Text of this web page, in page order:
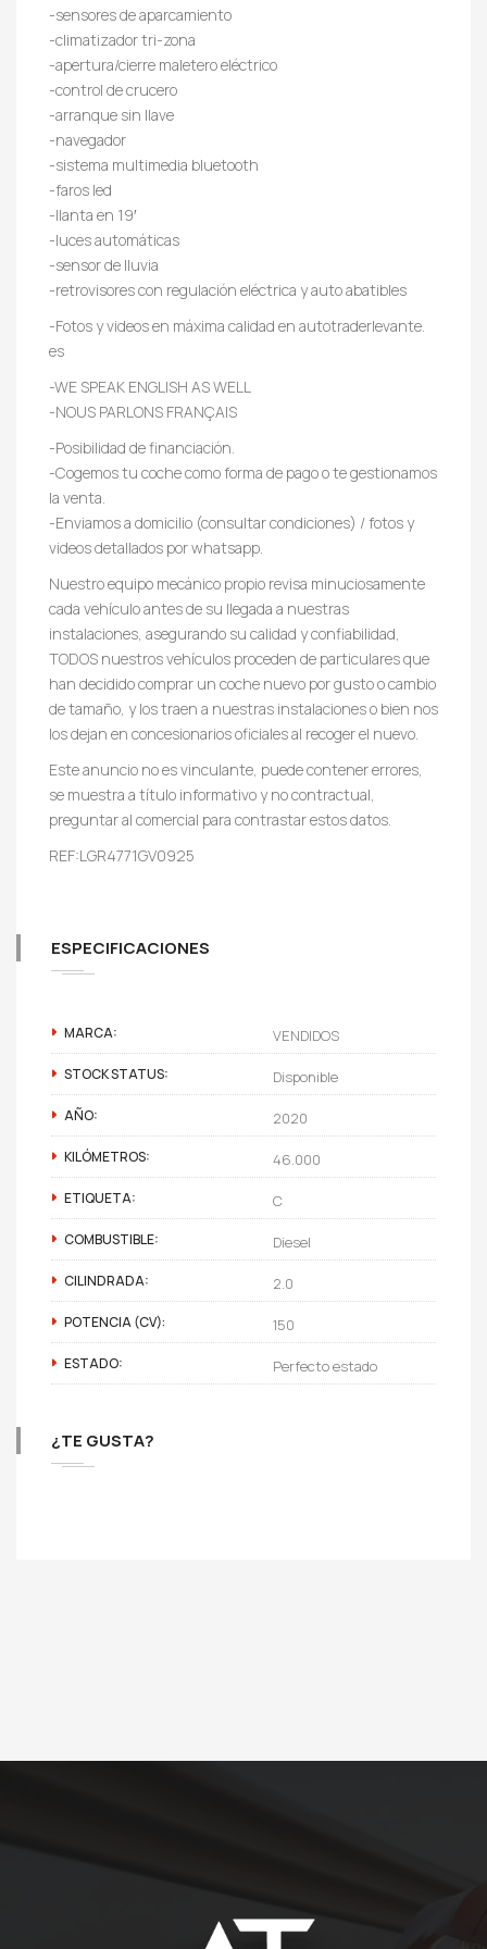
-sensores de aparcamiento
-climatizador tri-zona
-apertura/cierre maletero eléctrico
-control de crucero
-arranque sin llave
-navegador
-sistema multimedia bluetooth
-faros led
-llanta en 19′
-luces automáticas
-sensor de lluvia
-retrovisores con regulación eléctrica y auto abatibles
-Fotos y videos en máxima calidad en autotraderlevante.
es
-WE SPEAK ENGLISH AS WELL
-NOUS PARLONS FRANÇAIS
-Posibilidad de financiación.
-Cogemos tu coche como forma de pago o te gestionamos
la venta.
-Enviamos a domicilio (consultar condiciones) / fotos y
videos detallados por whatsapp.
Nuestro equipo mecánico propio revisa minuciosamente
cada vehículo antes de su llegada a nuestras
instalaciones, asegurando su calidad y confiabilidad,
TODOS nuestros vehículos proceden de particulares que
han decidido comprar un coche nuevo por gusto o cambio
de tamaño, y los traen a nuestras instalaciones o bien nos
los dejan en concesionarios oficiales al recoger el nuevo.
Este anuncio no es vinculante, puede contener errores,
se muestra a título informativo y no contractual,
preguntar al comercial para contrastar estos datos.
REF:LGR4771GV0925
ESPECIFICACIONES
MARCA: VENDIDOS
STOCK STATUS: Disponible
AÑO: 2020
KILÓMETROS: 46.000
ETIQUETA: C
COMBUSTIBLE: Diesel
CILINDRADA: 2.0
POTENCIA (CV): 150
ESTADO: Perfecto estado
¿TE GUSTA?